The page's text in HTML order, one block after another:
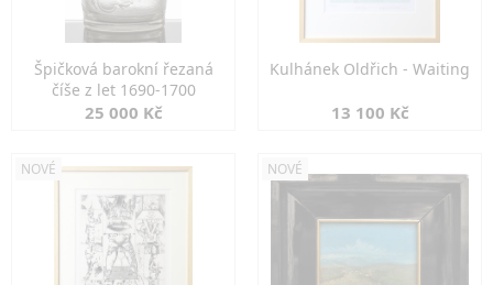
Špičková barokní řezaná
číše z let 1690-1700
25 000 Kč
Kulhánek Oldřich - Waiting
13 100 Kč
NOVÉ NOVÉ